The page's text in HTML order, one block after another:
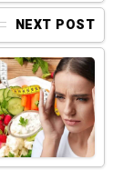
NEXT POST